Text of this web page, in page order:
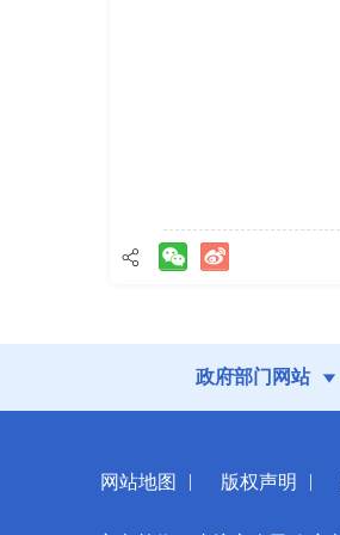
政府部门网站
网站地图 | 版权声明 |